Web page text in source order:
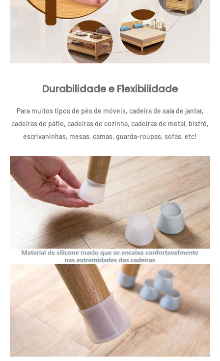
Durabilidade e Flexibilidade
Para muitos tipos de pés de móveis, cadeira de sala de jantar,
cadeiras de pátio, cadeiras de cozinha, cadeiras de metal, bistrô,
escrivaninhas, mesas, camas, guarda-roupas, sofás, etc!